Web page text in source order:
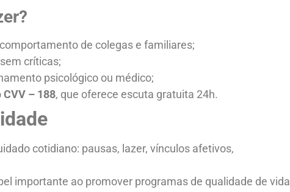
de colegas e familiares;
críticas;
psicológico ou médico;
CVV – 188, que oferece escuta gratuita 24h.
cotidiano: pausas, lazer, vínculos afetivos,
importante ao promover programas de qualidade de vida